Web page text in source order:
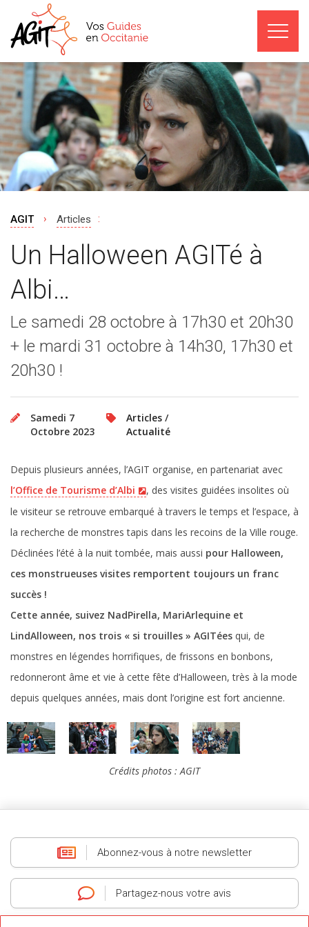
AGIT › Articles :
Un Halloween AGITé à
Albi…
Le samedi 28 octobre à 17h30 et 20h30
+ le mardi 31 octobre à 14h30, 17h30 et
20h30 !
Samedi 7
Octobre 2023
Articles /
Actualité
Depuis plusieurs années, l’AGIT organise, en partenariat avec
l’Office de Tourisme d’Albi
, des visites guidées insolites où
le visiteur se retrouve embarqué à travers le temps et l’espace, à
la recherche de monstres tapis dans les recoins de la Ville rouge.
Déclinées l’été à la nuit tombée, mais aussi pour Halloween,
ces monstrueuses visites remportent toujours un franc
succès !
Cette année, suivez NadPirella, MariArlequine et
LindAlloween, nos trois « si trouilles » AGITées qui, de
monstres en légendes horrifiques, de frissons en bonbons,
redonneront âme et vie à cette fête d’Halloween, très à la mode
depuis quelques années, mais dont l’origine est fort ancienne.
Crédits photos : AGIT
Abonnez-vous à notre newsletter
Partagez-nous votre avis